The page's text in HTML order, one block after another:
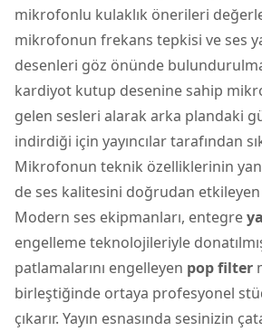
mikrofonlu kulaklık önerileri
mikrofonun frekans tepkisi ve ses
desenleri göz önünde
kardiyot kutup desenine sahip
gelen sesleri alarak arka plandaki
indirdiği için yayıncılar tarafından
Mikrofonun teknik özelliklerinin
de ses kalitesini doğrudan
Modern ses ekipmanları, entegre
engelleme teknolojileriyle
patlamalarını engelleyen pop filter
birleştiğinde ortaya profesyonel
çıkarır. Yayın esnasında sesinizin